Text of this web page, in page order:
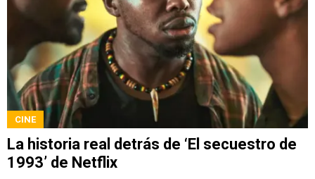
CINE
La historia real detrás de ‘El secuestro de
1993’ de Netflix